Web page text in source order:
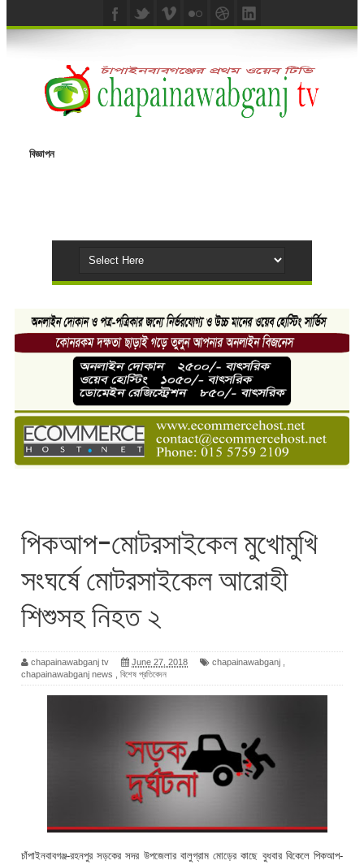
বিজ্ঞাপন
পিকআপ-মোটরসাইকেল মুখোমুখি
সংঘর্ষে মোটরসাইকেল আরোহী
শিশুসহ নিহত ২
chapainawabganj tv June 27, 2018 chapainawabganj
chapainawabganj news
বিশেষ প্রতিবেদন
চাঁপাইনবাবগঞ্জ-রহনপুর সড়কের সদর উপজেলার বালুগ্রাম মোড়ের কাছে বুধবার বিকেলে পিকআপ-